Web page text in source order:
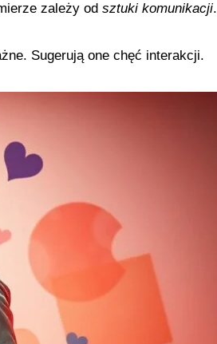
zależy od sztuki komunikacji.
Sugerują one chęć interakcji.